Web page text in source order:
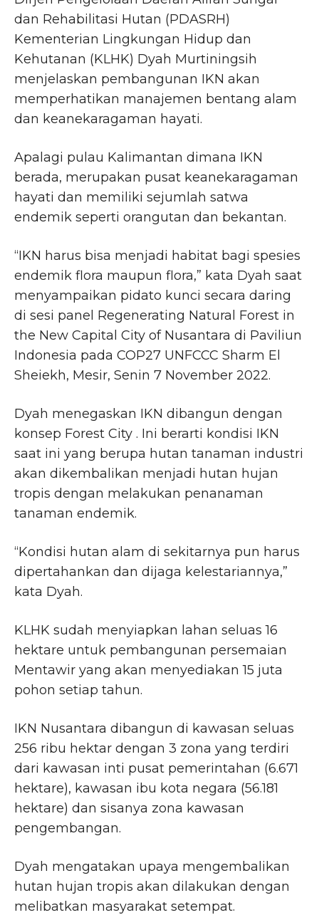
dan Rehabilitasi Hutan (PDASRH)
Kementerian Lingkungan Hidup dan
Kehutanan (KLHK) Dyah Murtiningsih
menjelaskan pembangunan IKN akan
memperhatikan manajemen bentang alam
dan keanekaragaman hayati.
Apalagi pulau Kalimantan dimana IKN
berada, merupakan pusat keanekaragaman
hayati dan memiliki sejumlah satwa
endemik seperti orangutan dan bekantan.
“IKN harus bisa menjadi habitat bagi spesies
endemik flora maupun flora,” kata Dyah saat
menyampaikan pidato kunci secara daring
di sesi panel Regenerating Natural Forest in
the New Capital City of Nusantara di Paviliun
Indonesia pada COP27 UNFCCC Sharm El
Sheiekh, Mesir, Senin 7 November 2022.
Dyah menegaskan IKN dibangun dengan
konsep Forest City . Ini berarti kondisi IKN
saat ini yang berupa hutan tanaman industri
akan dikembalikan menjadi hutan hujan
tropis dengan melakukan penanaman
tanaman endemik.
“Kondisi hutan alam di sekitarnya pun harus
dipertahankan dan dijaga kelestariannya,”
kata Dyah.
KLHK sudah menyiapkan lahan seluas 16
hektare untuk pembangunan persemaian
Mentawir yang akan menyediakan 15 juta
pohon setiap tahun.
IKN Nusantara dibangun di kawasan seluas
256 ribu hektar dengan 3 zona yang terdiri
dari kawasan inti pusat pemerintahan (6.671
hektare), kawasan ibu kota negara (56.181
hektare) dan sisanya zona kawasan
pengembangan.
Dyah mengatakan upaya mengembalikan
hutan hujan tropis akan dilakukan dengan
melibatkan masyarakat setempat.